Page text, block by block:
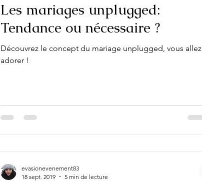
Les mariages unplugged:
Tendance ou nécessaire ?
Découvrez le concept du mariage unplugged, vous allez
adorer !
evasionevenement83
18 sept. 2019
5 min de lecture